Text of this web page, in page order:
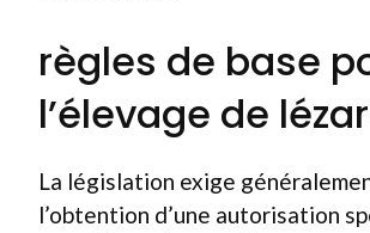
règles de base
l’élevage de
La législation exige
l’obtention d’une autorisation